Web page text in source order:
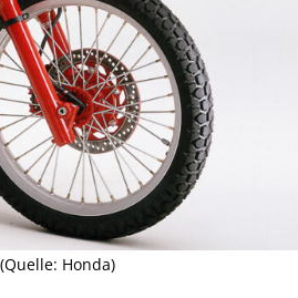
Honda)